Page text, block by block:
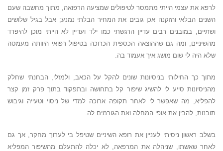
לרפא את עצמי הייתי מתמסר לטיפולים שמציעה הרפואה, מתוך מחשבה שעם
השנים הבלאי והזקנה אכן גובים את המחיר הבלתי נמנע; אבל בגיל שלושים
ושתיים, במובנים רבים עדיין הרגשתי כמו ילד ועדיין לא הייתי מוכן להיפרד
מהשיניים, ומה גם שההוצאה הכספית הכרוכה בטיפול רפואי היוותה מעמסה
שלא היה לי שום מושג איך אעמוד בה.
מתוך כך החילותי בניסיונות שונים להקל על הכאב, ולמזלי, הבחנתי שחלק
מהניסיונות סייע לי להשיג שיפור קל בתחושה ובתפקוד בתוך פרק זמן קצר
להפליא, מה שאפשר לי לאחר תקופה ארוכה למדי של ניסוי וטעייה וגיבוש
תובנות, להבין את אופי המחלה ואת הגורמים לה.
בשלב ראשון ניסיתי לעניין את רופא השיניים שטיפל בי לערוך מחקר, אך גם
לאחר שאשתו, שניהלה את המרפאה, לא יכלה להתעלם מהשיפור המפליא